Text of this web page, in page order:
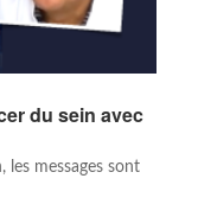
du sein avec
les messages sont